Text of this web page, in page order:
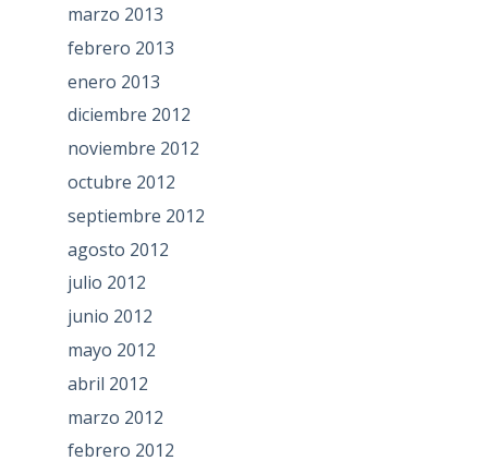
marzo 2013
febrero 2013
enero 2013
diciembre 2012
noviembre 2012
octubre 2012
septiembre 2012
agosto 2012
julio 2012
junio 2012
mayo 2012
abril 2012
marzo 2012
febrero 2012